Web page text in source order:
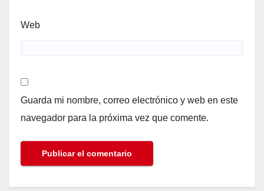
Web
Guarda mi nombre, correo electrónico y web en este
navegador para la próxima vez que comente.